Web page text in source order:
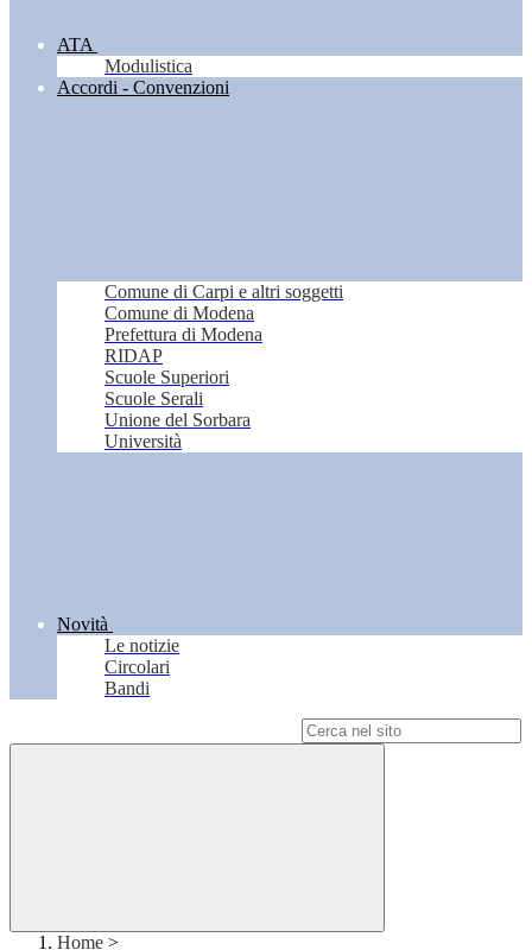
ATA
Modulistica
Accordi - Convenzioni
Comune di Carpi e altri soggetti
Comune di Modena
Prefettura di Modena
RIDAP
Scuole Superiori
Scuole Serali
Unione del Sorbara
Università
Novità
Le notizie
Circolari
Bandi
Home >